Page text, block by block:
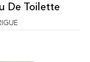
De Toilette